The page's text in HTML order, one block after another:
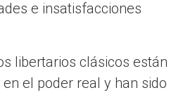
e insatisfacciones
libertarios clásicos están
el poder real y han sido